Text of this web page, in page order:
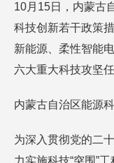
10月15日，内蒙古
科技创新若干政策
新能源、柔性智能
六大重大科技攻坚任
内蒙古自治区能源
为深入贯彻党的二
力实施科技“突围”